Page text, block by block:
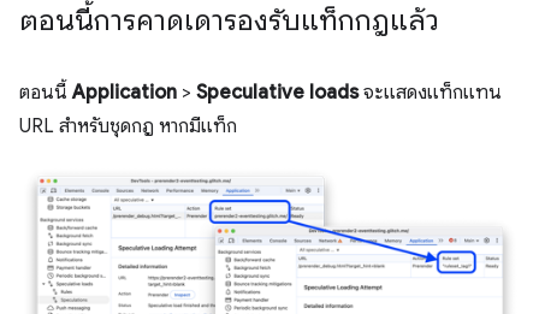
ตอนนี้การคาดเดารองรับแท็กกฎแล้ว
ตอนนี้Application > Speculative loadsจะแสดงแท็กแทน
URL สำหรับชุดกฎ หากมีแท็ก